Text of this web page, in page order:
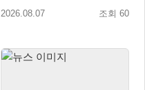
의 신’, 8월 26일 출시!
2026.08.07 조회 60